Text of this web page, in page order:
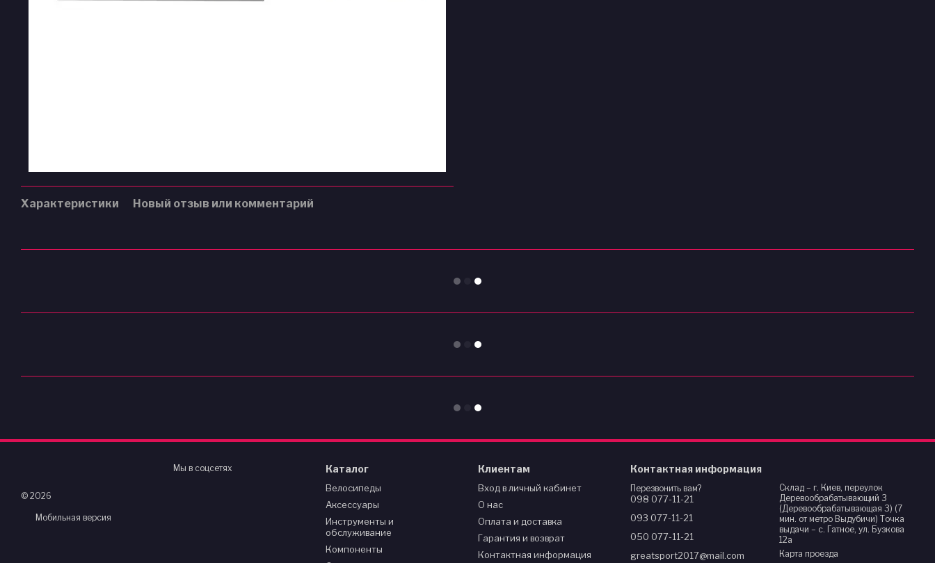
Характеристики Новый отзыв или комментарий
© 2026
Мобильная версия
Мы в соцсетях Каталог
Велосипеды
Аксессуары
Инструменты и
обслуживание
Компоненты
Клиентам
Вход в личный кабинет
О нас
Оплата и доставка
Гарантия и возврат
Контактная информация
Контактная информация
Перезвонить вам?
098 077-11-21
093 077-11-21
050 077-11-21
greatsport2017@mail.com
Склад – г. Киев, переулок
Деревообрабатывающий 3
(Деревообрабатывающая 3) (7
мин. от метро Выдубичи) Точка
выдачи – с. Гатное, ул. Бузкова
12а
Карта проезда